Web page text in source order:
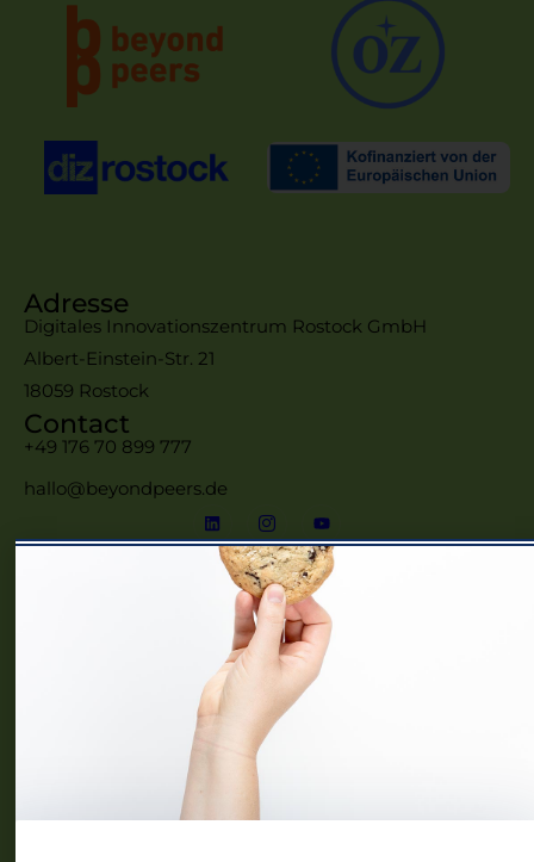
Adresse
Digitales Innovationszentrum Rostock GmbH
Albert-Einstein-Str. 21
18059 Rostock
Contact
+49 176 70 899 777
hallo@beyondpeers.de
Frauennetzwerke MV